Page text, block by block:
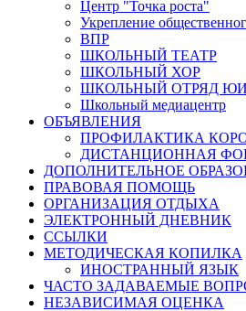
Центр "Точка роста"
Укрепление
ВПР
ШКОЛЬНЫЙ ТЕАТР
ШКОЛЬНЫЙ ХОР
ШКОЛЬНЫЙ ОТРЯД
Школьный медиацентр
ОБЪЯВЛЕНИЯ
ПРОФИЛАКТИКА
ДИСТАНЦИОННАЯ
ДОПОЛНИТЕЛЬНОЕ
ПРАВОВАЯ ПОМОЩЬ
ОРГАНИЗАЦИЯ ОТДЫХА
ЭЛЕКТРОННЫЙ ДНЕВНИК
ССЫЛКИ
МЕТОДИЧЕСКАЯ КОПИЛКА
ИНОСТРАННЫЙ ЯЗЫК
ЧАСТО ЗАДАВАЕМЫЕ
НЕЗАВИСИМАЯ ОЦЕНКА